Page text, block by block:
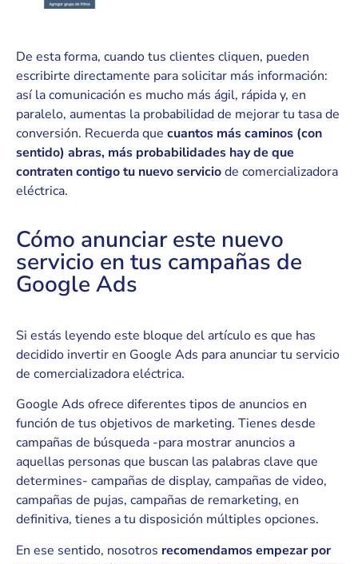
De esta forma, cuando tus clientes cliquen, pueden
escribirte directamente para solicitar más información:
así la comunicación es mucho más ágil, rápida y, en
paralelo, aumentas la probabilidad de mejorar tu tasa de
conversión. Recuerda que cuantos más caminos (con
sentido) abras, más probabilidades hay de que
contraten contigo tu nuevo serviciode comercializadora
eléctrica.
Cómo anunciar este nuevo
servicio en tus campañas de
Google Ads
Si estás leyendo este bloque del artículo es que has
decidido invertir en Google Ads para anunciar tu servicio
de comercializadora eléctrica.
Google Ads ofrece diferentes tipos de anuncios en
función de tus objetivos de marketing. Tienes desde
campañas de búsqueda -para mostrar anuncios a
aquellas personas que buscan las palabras clave que
determines- campañas de display, campañas de video,
campañas de pujas, campañas de remarketing, en
definitiva, tienes a tu disposición múltiples opciones.
En ese sentido, nosotros recomendamos empezar por